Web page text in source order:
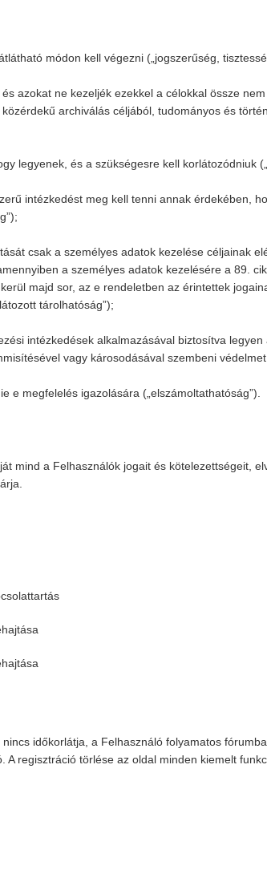
módon kell végezni („jogszerűség,
azokat ne kezeljék ezekkel a célokkal össze
archiválás céljából, tudományos és
legyenek, és a szükségesre kell korlátozódniuk
intézkedést meg kell tenni annak érdekében,
csak a személyes adatok kezelése céljainak
a személyes adatok kezelésére a 89.
majd sor, az e rendeletben az érintettek
tárolhatóság”);
intézkedések alkalmazásával biztosítva
vagy károsodásával szembeni
e megfelelés igazolására („elszámoltathatóság”).
mind a Felhasználók jogait és kötelezettségeit,
időkorlátja, a Felhasználó folyamatos
regisztráció törlése az oldal minden kiemelt